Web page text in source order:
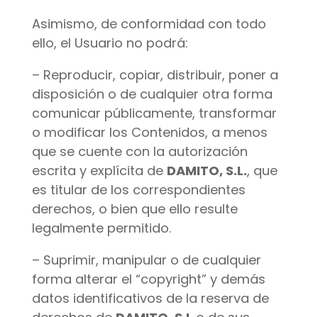
Asimismo, de conformidad con todo
ello, el Usuario no podrá:
– Reproducir, copiar, distribuir, poner a
disposición o de cualquier otra forma
comunicar públicamente, transformar
o modificar los Contenidos, a menos
que se cuente con la autorización
escrita y explícita de DAMITO, S.L., que
es titular de los correspondientes
derechos, o bien que ello resulte
legalmente permitido.
– Suprimir, manipular o de cualquier
forma alterar el “copyright” y demás
datos identificativos de la reserva de